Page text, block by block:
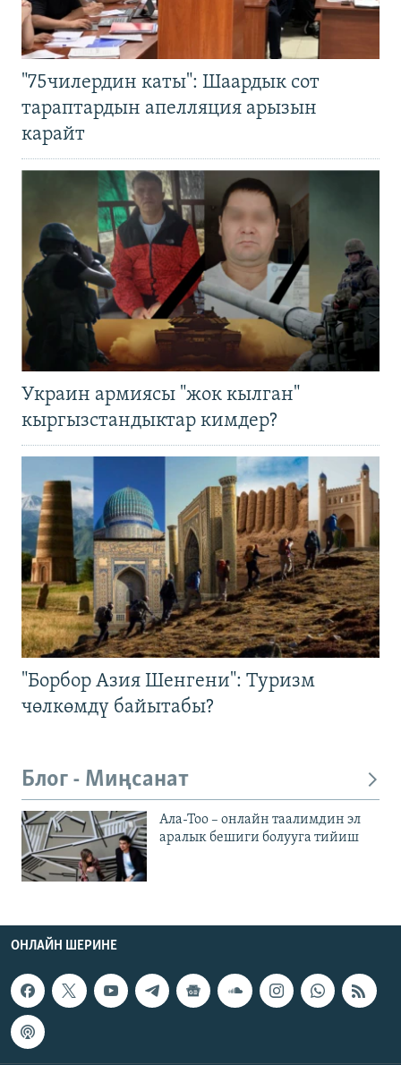
"75чилердин каты": Шаардык сот
тараптардын апелляция арызын
карайт
Украин армиясы "жок кылган"
кыргызстандыктар кимдер?
"Борбор Азия Шенгени": Туризм
чөлкөмдү байытабы?
Блог - Миңсанат
Ала-Тоо – онлайн таалимдин эл
аралык бешиги болууга тийиш
ОНЛАЙН ШЕРИНЕ